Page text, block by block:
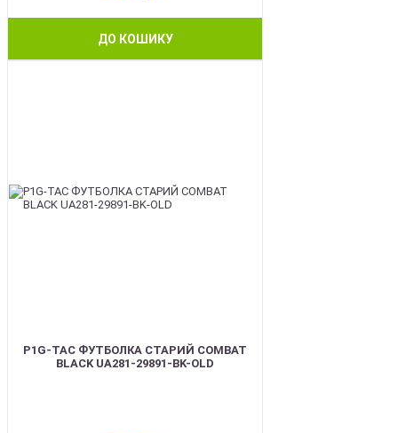
ДО КОШИКУ
P1G-TAC ФУТБОЛКА СТАРИЙ COMBAT
BLACK UA281-29891-BK-OLD